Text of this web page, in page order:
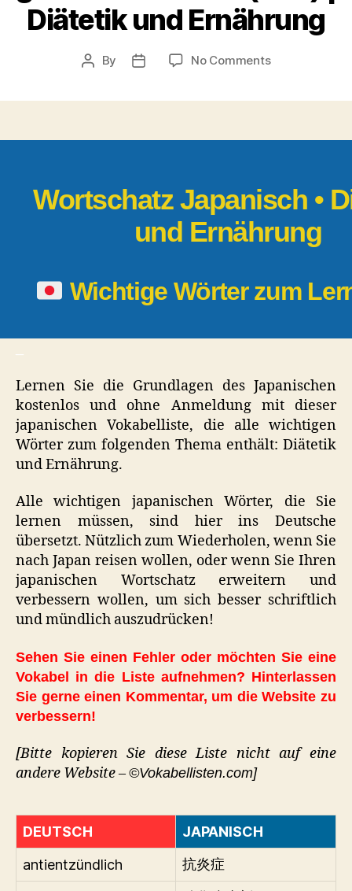
Diätetik und Ernährung
Post
By
Post
No Commentson
Wortschatz Japanisch •
und Ernährung
Wichtige Wörter zum
Lernen Sie die Grundlagen des Japanischen
kostenlos und ohne Anmeldung mit dieser
japanischen Vokabelliste, die alle wichtigen
Wörter zum folgenden Thema enthält: Diätetik
und Ernährung.
Alle wichtigen japanischen Wörter, die Sie
lernen müssen, sind hier ins Deutsche
übersetzt. Nützlich zum Wiederholen, wenn Sie
nach Japan reisen wollen, oder wenn Sie Ihren
japanischen Wortschatz erweitern und
verbessern wollen, um sich besser schriftlich
und mündlich auszudrücken!
Sehen Sie einen Fehler oder möchten Sie eine
Vokabel in die Liste aufnehmen? Hinterlassen
Sie gerne einen Kommentar, um die Website zu
verbessern!
[Bitte kopieren Sie diese Liste nicht auf eine
andere Website – ©Vokabellisten.com]
DEUTSCH
JAPANISCH
antientzündlich
抗炎症